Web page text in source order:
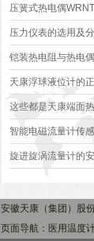
压簧式热电偶
方法你不知道可不行
压力仪表的选用及
铠装热电阻与热电
接触式测温
天康浮球液位计的
意事项
这些都是天康端面
见的困扰
智能电磁流量计传
选择
旋进旋涡流量计的
安徽天康（集团）股
页面导航：医用温度